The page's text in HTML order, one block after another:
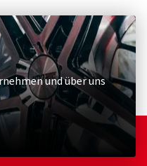
und über uns